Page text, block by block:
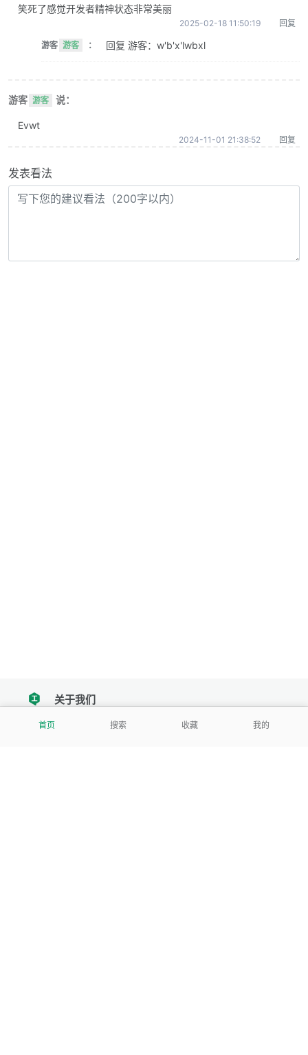
笑死了感觉开发者精神状态非常美丽
2025-02-18 11:50:19 回复
游客 游客 ： 回复 游客：w'b'x'lwbxl
游客 游客 说：
Evwt
2024-11-01 21:38:52 回复
发表看法
首页 搜索 收藏 我的
tencent关于我们
我们努力把每一个工具做成批量处理的产品